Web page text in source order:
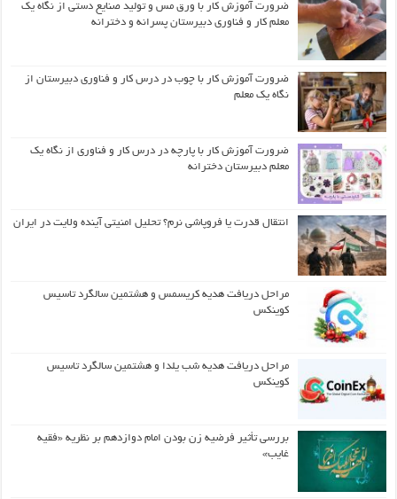
ضرورت آموزش کار با ورق مس و تولید صنایع دستی از نگاه یک
معلم کار و فناوری دبیرستان پسرانه و دخترانه
ضرورت آموزش کار با چوب در درس کار و فناوری دبیرستان از
نگاه یک معلم
ضرورت آموزش کار با پارچه در درس کار و فناوری از نگاه یک
معلم دبیرستان دخترانه
انتقال قدرت یا فروپاشی نرم؟ تحلیل امنیتی آینده ولایت در ایران
مراحل دریافت هدیه کریسمس و هشتمین سالگرد تاسیس
کوینکس
مراحل دریافت هدیه شب یلدا و هشتمین سالگرد تاسیس
کوینکس
بررسی تأثیر فرضیه زن بودن امام دوازدهم بر نظریه «فقیه
غایب»